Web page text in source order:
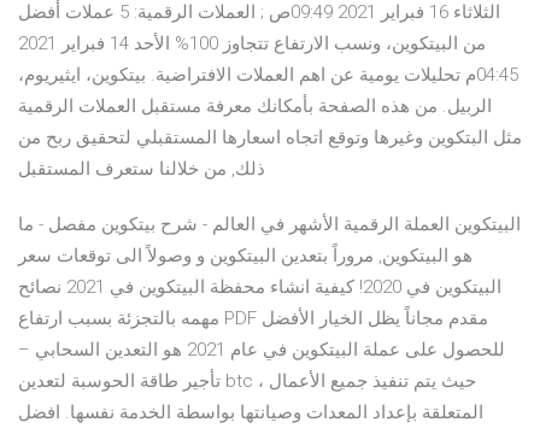
الثلاثاء 16 فبراير 2021 09:49ص ; العملات الرقمية: 5 عملات أفضل
من البيتكوين، ونسب الارتفاع تتجاوز 100% الأحد 14 فبراير 2021
04:45م تحليلات يومية عن اهم العملات الافتراضية. بيتكوين، ايثيريوم،
الربيل. من هذه الصفحة بأمكانك معرفة مستقبل العملات الرقمية
مثل البتكوين وغيرها وتوقع اتجاه اسعارها المستقبلي لتحقيق ربح من
ذلك, من خلالنا ستعرف المستقبل
البيتكوين العملة الرقمية الأشهر في العالم - شرح بيتكوين مفصل - ما
هو البيتكوين, مروراً بتعدين البيتكوين و وصولاً الى توقعات سعر
البيتكوين في 2020! كيفية انشاء محفظة البيتكوين في 2021 نصائح
مهمه بالتجزئة بسبب ارتفاع PDF مقدم مجاناً يظل الخيار الأفضل
للحصول على عملة البيتكوين في عام 2021 هو التعدين السحابي –
تأجير طاقة الحوسبة لتعدين btc ، حيث يتم تنفيذ جميع الأعمال
المتعلقة بإعداد المعدات وصيانتها بواسطة الخدمة نفسها. افضل